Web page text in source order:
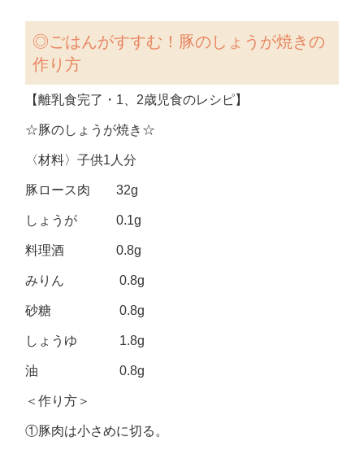
◎ごはんがすすむ！豚のしょうが焼きの
作り方
【離乳食完了・1、2歳児食のレシピ】
☆豚のしょうが焼き☆
〈材料〉子供1人分
豚ロース肉 32g
しょうが 0.1g
料理酒 0.8g
みりん 0.8g
砂糖 0.8g
しょうゆ 1.8g
油 0.8g
＜作り方＞
①豚肉は小さめに切る。